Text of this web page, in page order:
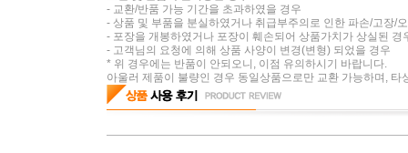
- 교환/반품 가능 기간을 초과하였을 경우
- 상품 및 부품을 분실하였거나 취급부주의로 인한 파손/고장/
- 포장을 개봉하였거나 포장이 훼손되어 상품가치가 상실된 경
- 고객님의 요청에 의해 상품 사양이 변경(변형) 되었을 경우
* 위 경우에는 반품이 안되오니, 이점 유의하시기 바랍니다.
아울러 제품이 불량인 경우 동일상품으로만 교환 가능하며, 타